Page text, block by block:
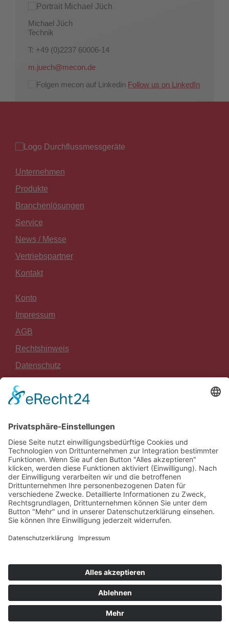
Michael Jüch
Technik
T: +49 (0)2237 60006-14
m.juech@mecon.de
Follow us on LinkedIn
Unternehmen
Produkte
Branchenlösungen
Service
News / Messe
Vertriebspartner
Kontakt
Konto
Impressum
AGB
Rechtshinweis
Datenschutz
Zahlung und Versand